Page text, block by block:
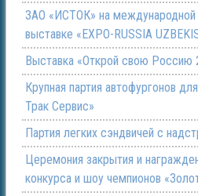
ЗАО «ИСТОК» на
выставке «EXPO-RUSSIA
Выставка «Открой свою Россию
Крупная партия автофургонов
Трак Сервис»
Партия легких сэндвичей с
Церемония закрытия и
конкурса и шоу чемпионов